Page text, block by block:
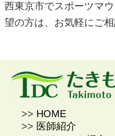
西東京市でスポーツマ
望の方は、お気軽にご相
HOME
医師紹介